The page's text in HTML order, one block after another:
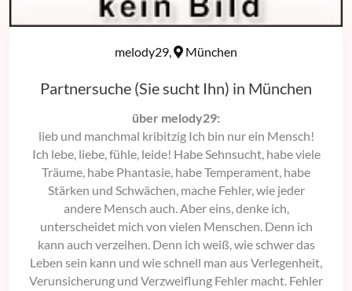
melody29, München
Partnersuche (Sie sucht Ihn) in München
über melody29:
lieb und manchmal kribitzig Ich bin nur ein Mensch!
Ich lebe, liebe, fühle, leide! Habe Sehnsucht, habe viele
Träume, habe Phantasie, habe Temperament, habe
Stärken und Schwächen, mache Fehler, wie jeder
andere Mensch auch. Aber eins, denke ich,
unterscheidet mich von vielen Menschen. Denn ich
kann auch verzeihen. Denn ich weiß, wie schwer das
Leben sein kann und wie schnell man aus Verlegenheit,
Verunsicherung und Verzweiflung Fehler macht. Fehler